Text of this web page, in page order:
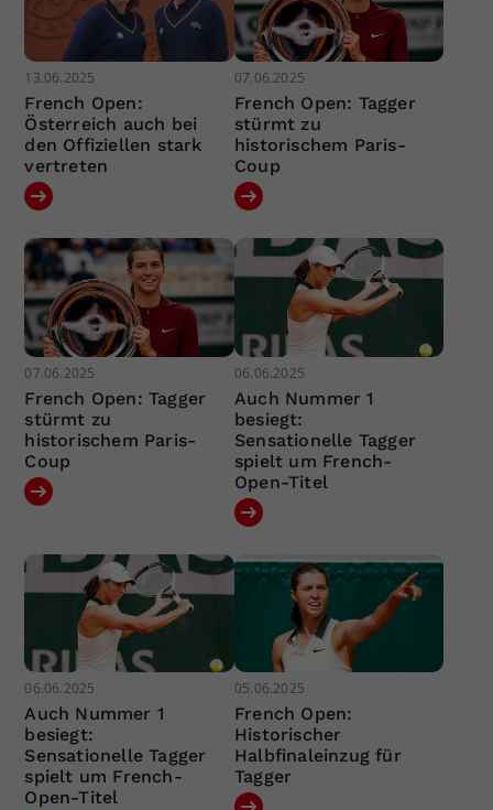
13.06.2025
French Open:
Österreich auch bei
den Offiziellen stark
vertreten
07.06.2025
French Open: Tagger
stürmt zu
historischem Paris-
Coup
07.06.2025
French Open: Tagger
stürmt zu
historischem Paris-
Coup
06.06.2025
Auch Nummer 1
besiegt:
Sensationelle Tagger
spielt um French-
Open-Titel
06.06.2025
Auch Nummer 1
besiegt:
Sensationelle Tagger
spielt um French-
Open-Titel
05.06.2025
French Open:
Historischer
Halbfinaleinzug für
Tagger